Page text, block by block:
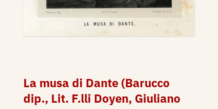
La musa di Dante (Barucco
dip., Lit. F.lli Doyen, Giuliano